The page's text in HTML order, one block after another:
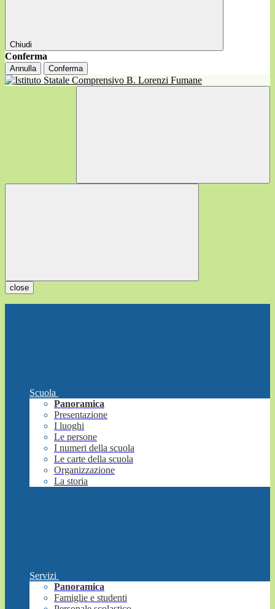
Chiudi
Conferma
Annulla Conferma
close
Scuola
Panoramica
Presentazione
I luoghi
Le persone
I numeri della scuola
Le carte della scuola
Organizzazione
La storia
Servizi
Panoramica
Famiglie e studenti